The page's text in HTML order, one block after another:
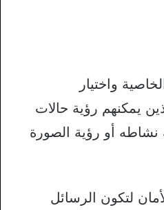
واختيار
يمكنهم رؤية حالات
نشاطه أو رؤية الصورة
لتكون الرسائل